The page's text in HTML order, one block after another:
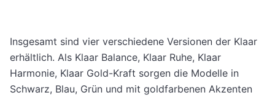
Insgesamt sind vier verschiedene Versionen der Klaar
erhältlich. Als Klaar Balance, Klaar Ruhe, Klaar
Harmonie, Klaar Gold-Kraft sorgen die Modelle in
Schwarz, Blau, Grün und mit goldfarbenen Akzenten